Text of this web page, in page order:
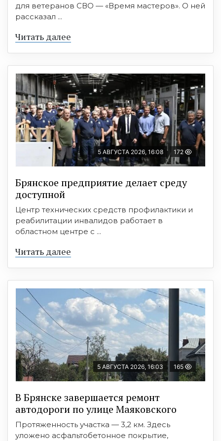
для ветеранов СВО — «Время мастеров». О ней
рассказал ...
Читать далее
5 АВГУСТА 2026, 16:08 172
Брянское предприятие делает среду
доступной
Центр технических средств профилактики и
реабилитации инвалидов работает в
областном центре с ...
Читать далее
5 АВГУСТА 2026, 16:03 165
В Брянске завершается ремонт
автодороги по улице Маяковского
Протяженность участка — 3,2 км. Здесь
уложено асфальтобетонное покрытие,